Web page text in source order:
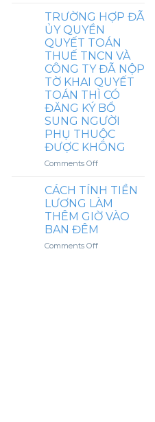
NƯỚC
NGOÀI
VỀ
VN
ĐÓNG
BHXH
KHẢO
QUAN
ĐIỂM
CÓ
BẮT
BUỘC
QUYẾT
TOÁN
THUẾ
TNCN
KHI
VỀ
NƯỚC
(
CẢNH
)
KHI
CÓ
THUẾ
TRƯỜNG HỢP ĐÃ
ỦY QUYỀN
QUYẾT TOÁN
THUẾ TNCN VÀ
CÔNG TY ĐÃ NỘP
TỜ KHAI QUYẾT
TOÁN THÌ CÓ
ĐĂNG KÝ BỔ
SUNG NGƯỜI
PHỤ THUỘC
ĐƯỢC KHÔNG
Comments Offon
HỢP
ĐÃ
ỦY
QUYỀN
TOÁN
CÁCH TÍNH TIỀN
LƯƠNG LÀM
THÊM GIỜ VÀO
BAN ĐÊM
Comments Offon